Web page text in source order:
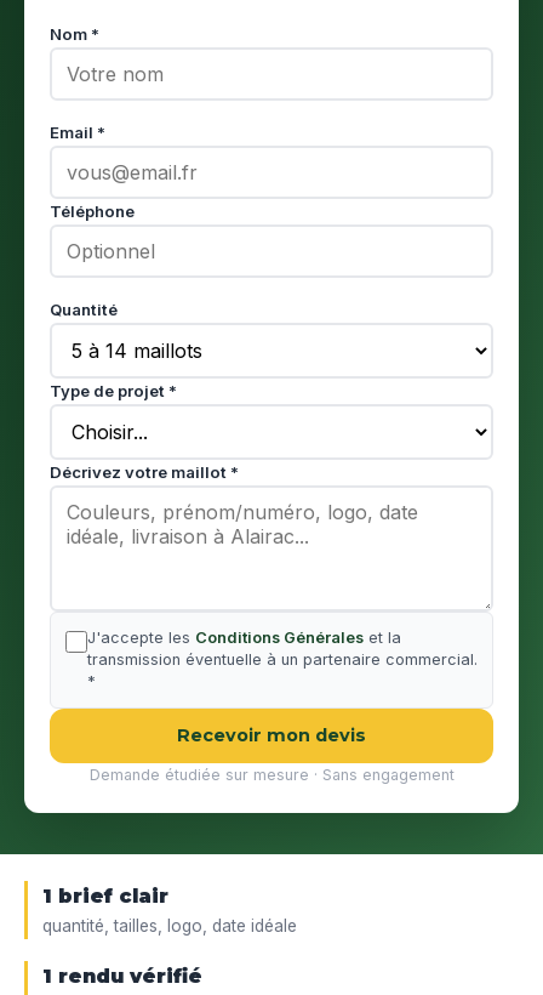
Nom *
Email *
Téléphone
Quantité
Type de projet *
Décrivez votre maillot *
J'accepte les Conditions Générales et la
transmission éventuelle à un partenaire commercial.
*
Recevoir mon devis
Demande étudiée sur mesure · Sans engagement
1 brief clair
quantité, tailles, logo, date idéale
1 rendu vérifié